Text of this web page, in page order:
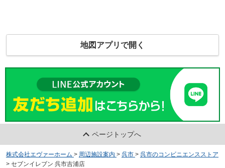
地図アプリで開く
ページトップへ
株式会社エヴァーホーム > 周辺施設案内 > 呉市 > 呉市のコンビニエンスストア
> セブンイレブン 呉市吉浦店